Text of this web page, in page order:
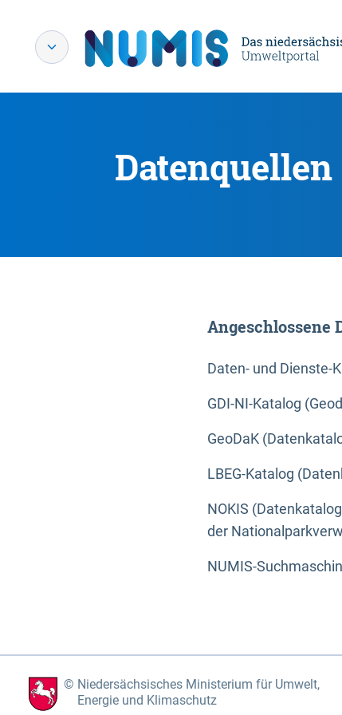
Datenquellen
Angeschlossene
Daten- und Dienste-
GDI-NI-Katalog
GeoDaK
LBEG-Katalog
NOKIS
der
NUMIS-
Niedersächsisches Ministerium für Umwelt,
Energie und Klimaschutz